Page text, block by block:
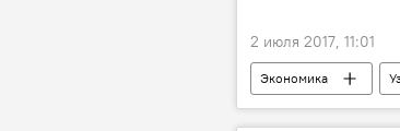
2 июля 2017, 11:01
Экономика